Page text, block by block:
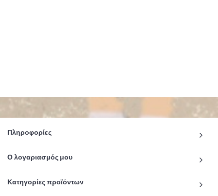
Πληροφορίες
Ο λογαριασμός μου
Κατηγορίες προϊόντων